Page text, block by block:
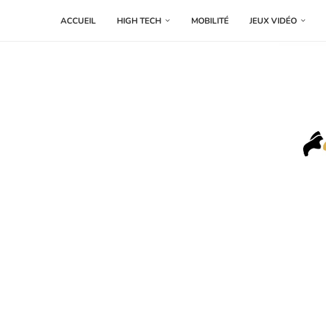
ACCUEIL HIGH TECH MOBILITÉ JEUX VIDÉO